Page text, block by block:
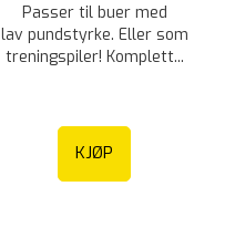
Passer til buer med
lav pundstyrke. Eller som
treningspiler! Komplett...
KJØP